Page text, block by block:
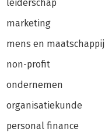
leiderschap
marketing
mens en maatschappij
non-profit
ondernemen
organisatiekunde
personal finance